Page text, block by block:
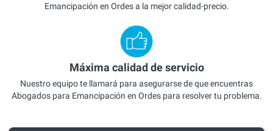
Emancipación en Ordes a la mejor calidad-precio.
Máxima calidad de servicio
Nuestro equipo te llamará para asegurarse de que encuentras
Abogados para Emancipación en Ordes para resolver tu problema.